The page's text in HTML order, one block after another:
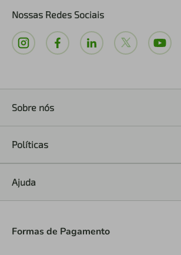
Nossas Redes Sociais
Sobre nós
Políticas
Ajuda
Formas de Pagamento